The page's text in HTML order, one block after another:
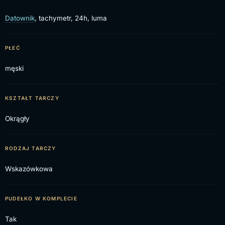
Datownik, tachymetr, 24h, luma
PŁEĆ
męski
KSZTAŁT TARCZY
Okrągły
RODZAJ TARCZY
Wskazówkowa
PUDEŁKO W KOMPLECIE
Tak